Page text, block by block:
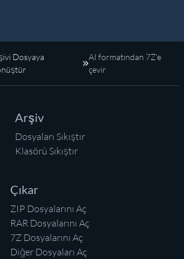
Dosyaya
AI formatından 7Z'e
çevir
Arşiv
Dosyaları Sıkıştır
Klasörü Sıkıştır
Çıkar
ZIP Dosyalarını Aç
RAR Dosyalarını Aç
7Z Dosyalarını Aç
Diğer Dosyaları Aç